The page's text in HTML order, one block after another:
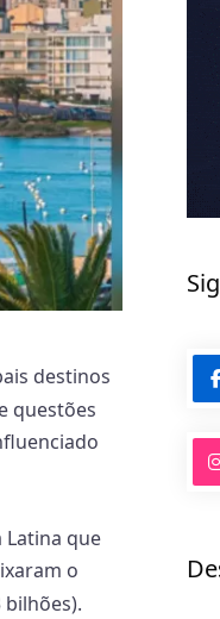
destinos
questões
Latina que
o
bilhões).